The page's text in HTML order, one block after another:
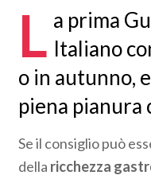
L a prima
Italiano
o in autunno,
piena pianura
Se il consiglio può
della ricchezza